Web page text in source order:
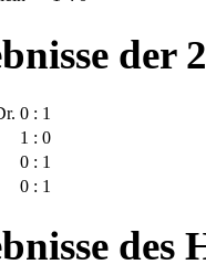
der
0 : 1
1 : 0
0 : 1
0 : 1
des